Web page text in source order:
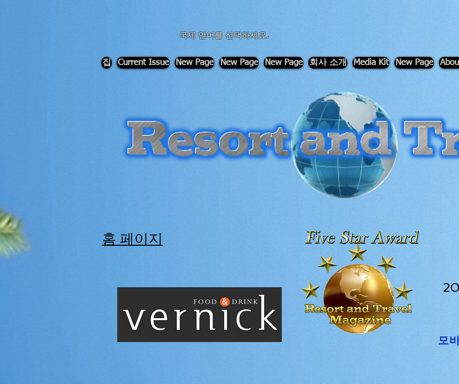
div id="myCodeElement"> div id="myCodeElement">
국제 언어를 선택하세요.
집 Current Issue New Page New Page New Page 회사 소개 Media Kit New Page
-
모
홈 페이지